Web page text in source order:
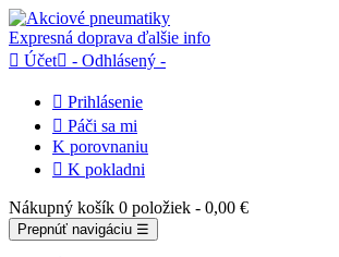
Expresná doprava ďalšie info
 Účet - Odhlásený -
 Prihlásenie
 Páči sa mi
K porovnaniu
 K pokladni
Nákupný košík 0 položiek - 0,00 €
Prepnúť navigáciu ☰